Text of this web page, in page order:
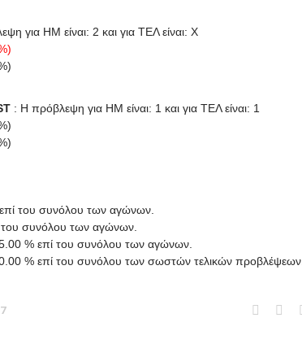
για HΜ είναι: 2 και για ΤΕΛ είναι: X
: Η πρόβλεψη για HΜ είναι: 1 και για ΤΕΛ είναι: 1
του συνόλου των αγώνων.
του συνόλου των αγώνων.
% επί του συνόλου των αγώνων.
% επί του συνόλου των σωστών τελικών προβλέψεων.